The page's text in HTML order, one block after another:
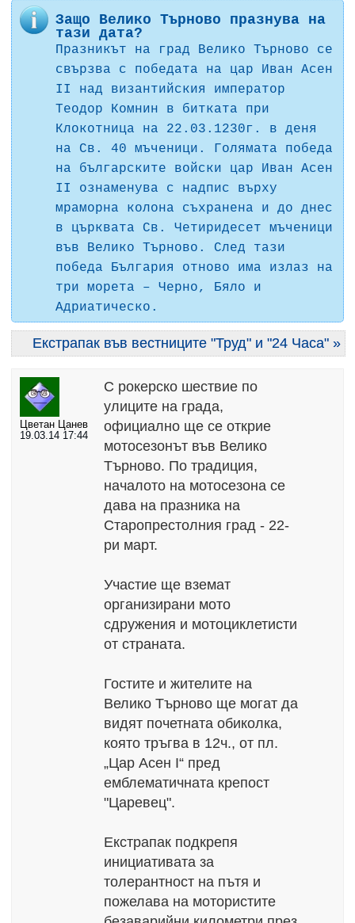
Защо Велико Търново празнува на
тази дата?
Празникът на град Велико Търново се
свързва с победата на цар Иван Асен
II над византийския император
Теодор Комнин в битката при
Клокотница на 22.03.1230г. в деня
на Св. 40 мъченици. Голямата победа
на българските войски цар Иван Асен
II ознаменува с надпис върху
мраморна колона съхранена и до днес
в църквата Св. Четиридесет мъченици
във Велико Търново. След тази
победа България отново има излаз на
три морета – Черно, Бяло и
Адриатическо.
Екстрапак във вестниците "Труд" и "24 Часа" »
Цветан Цанев
19.03.14 17:44
С рокерско шествие по
улиците на града,
официално ще се открие
мотосезонът във Велико
Търново. По традиция,
началото на мотосезона се
дава на празника на
Старопрестолния град - 22-
ри март.
Участие ще вземат
организирани мото
сдружения и мотоциклетисти
от страната.
Гостите и жителите на
Велико Търново ще могат да
видят почетната обиколка,
която тръгва в 12ч., от пл.
„Цар Асен I“ пред
емблематичната крепост
"Царевец".
Екстрапак подкрепя
инициативата за
толерантност на пътя и
пожелава на мотористите